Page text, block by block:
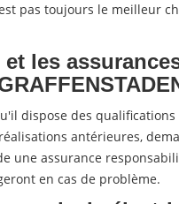
pas toujours le meilleur
les
dispose des
antérieures,
une assurance
en cas de problème.